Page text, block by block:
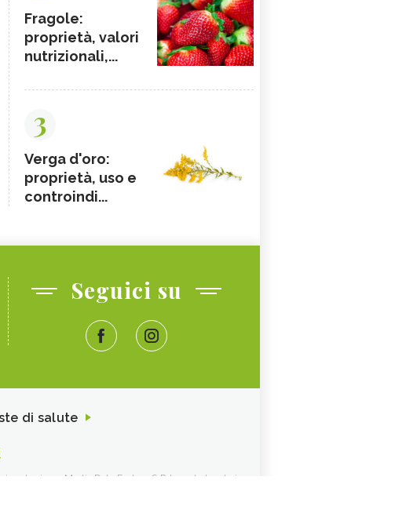
Fragole:
proprietà, valori
nutrizionali,...
3
Verga d'oro:
proprietà, uso e
controindi...
Seguici su
di salute
Media Data Factory S.R.L. sede legale in